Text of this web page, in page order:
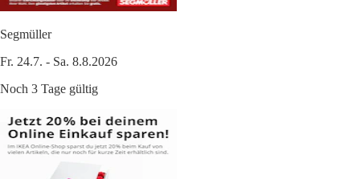
Segmüller
Fr. 24.7. - Sa. 8.8.2026
Noch 3 Tage gültig